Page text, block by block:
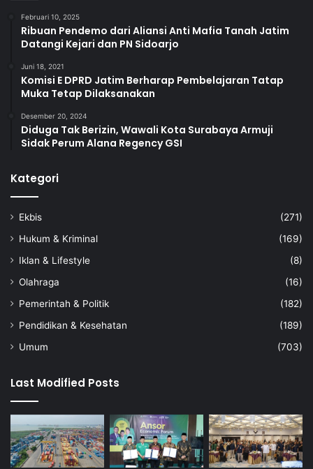
Februari 10, 2025
Ribuan Pendemo dari Aliansi Anti Mafia Tanah Jatim
Datangi Kejari dan PN Sidoarjo
Juni 18, 2021
Komisi E DPRD Jatim Berharap Pembelajaran Tatap
Muka Tetap Dilaksanakan
Desember 20, 2024
Diduga Tak Berizin, Wawali Kota Surabaya Armuji
Sidak Perum Alana Regency GSI
Kategori
Ekbis
(271)
Hukum & Kriminal
(169)
Iklan & Lifestyle
(8)
Olahraga
(16)
Pemerintah & Politik
(182)
Pendidikan & Kesehatan
(189)
Umum
(703)
Last Modified Posts